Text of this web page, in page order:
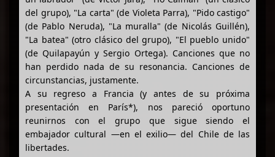
del grupo), "La carta" (de Violeta Parra), "Pido castigo"
(de Pablo Neruda), "La muralla" (de Nicolás Guillén),
"La batea" (otro clásico del grupo), "El pueblo unido"
(de Quilapayún y Sergio Ortega). Canciones que no
han perdido nada de su resonancia. Canciones de
circunstancias, justamente.
A su regreso a Francia (y antes de su próxima
presentación en París*), nos pareció oportuno
reunirnos con el grupo que sigue siendo el
embajador cultural —en el exilio— del Chile de las
libertades.